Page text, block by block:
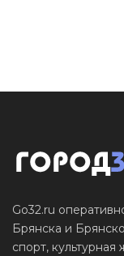
Go32.ru
Брянска и
спорт,